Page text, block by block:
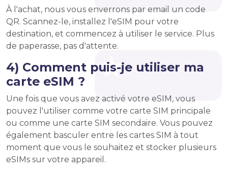
À l'achat, nous vous enverrons par email un code
QR. Scannez-le, installez l'eSIM pour votre
destination, et commencez à utiliser le service. Plus
de paperasse, pas d'attente.
4) Comment puis-je utiliser ma
carte eSIM ?
Une fois que vous avez activé votre eSIM, vous
pouvez l'utiliser comme votre carte SIM principale
ou comme une carte SIM secondaire. Vous pouvez
également basculer entre les cartes SIM à tout
moment que vous le souhaitez et stocker plusieurs
eSIMs sur votre appareil.